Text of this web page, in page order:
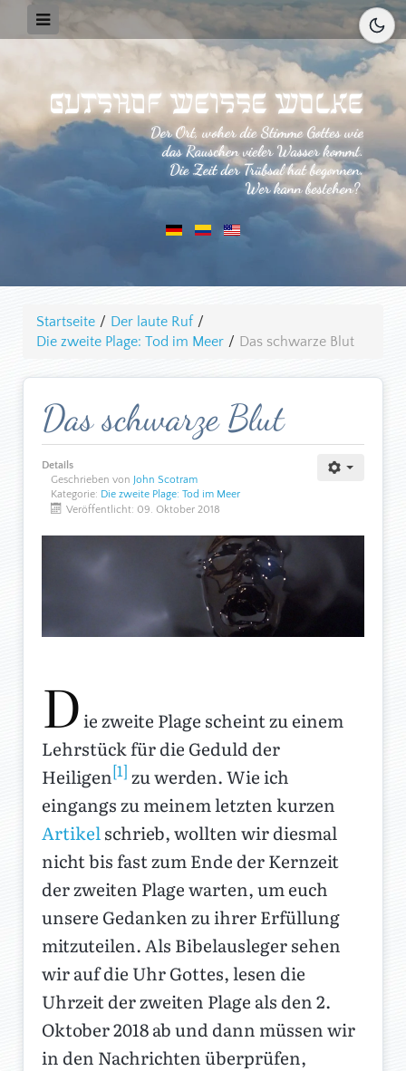
Startseite / Der laute Ruf /
Die zweite Plage: Tod im Meer / Das schwarze Blut
Das schwarze Blut
Details
Geschrieben von John Scotram
Kategorie: Die zweite Plage: Tod im Meer
Veröffentlicht: 09. Oktober 2018
Die zweite Plage scheint zu einem
Lehrstück für die Geduld der
Heiligen[1] zu werden. Wie ich
eingangs zu meinem letzten kurzen
Artikelschrieb, wollten wir diesmal
nicht bis fast zum Ende der Kernzeit
der zweiten Plage warten, um euch
unsere Gedanken zu ihrer Erfüllung
mitzuteilen. Als Bibelausleger sehen
wir auf die Uhr Gottes, lesen die
Uhrzeit der zweiten Plage als den 2.
Oktober 2018 ab und dann müssen wir
in den Nachrichten überprüfen,